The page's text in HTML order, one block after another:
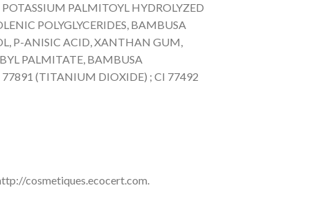
PALMITOYL HYDROLYZED
POLYGLYCERIDES, BAMBUSA
P-ANISIC ACID, XANTHAN GUM,
PALMITATE, BAMBUSA
(TITANIUM DIOXIDE) ; CI 77492
cosmetiques.ecocert.com.